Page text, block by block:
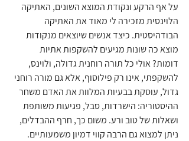
על אף הרקע ונקודת המוצא השונים, האתיקה
הלוינסית מזכירה לי מאוד את האתיקה
הבודהיסטית. כיצד אנשים שיוצאים מנקודות
מוצא כה שונות מגיעים להשקפות אתיות
דומות? אולי כל תורה רוחנית גדולה, ולוינס,
להשקפתי, אינו רק פילוסוף, אלא גם מורה רוחני
גדול, עוסקת בבעיות המלוות את האדם משחר
ההיסטוריה: הישרדות, סבל, פגיעות משותפת
ושאלות של טוב ורע. משום כך, חרף ההבדלים,
ניתן למצוא גם הרבה קווי דמיון משמעותיים.